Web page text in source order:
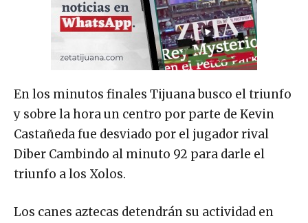
En los minutos finales Tijuana busco el triunfo
y sobre la hora un centro por parte de Kevin
Castañeda fue desviado por el jugador rival
Diber Cambindo al minuto 92 para darle el
triunfo a los Xolos.
Los canes aztecas detendrán su actividad en